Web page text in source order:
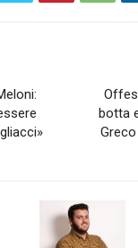
botta